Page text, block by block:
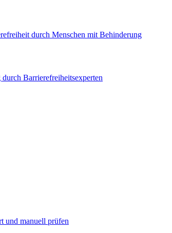
durch Menschen mit Behinderung
Barrierefreiheitsexperten
und manuell prüfen